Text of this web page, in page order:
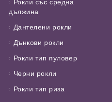
Рокли със средна
дължина
Дантелени рокли
Дънкови рокли
Рокли тип пуловер
Черни рокли
Рокли тип риза